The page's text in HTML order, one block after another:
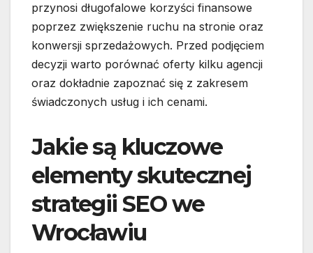
przynosi długofalowe korzyści finansowe
poprzez zwiększenie ruchu na stronie oraz
konwersji sprzedażowych. Przed podjęciem
decyzji warto porównać oferty kilku agencji
oraz dokładnie zapoznać się z zakresem
świadczonych usług i ich cenami.
Jakie są kluczowe
elementy skutecznej
strategii SEO we
Wrocławiu